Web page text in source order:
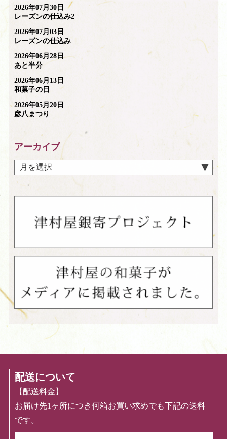
2026年07月30日
レーズンの仕込み2
2026年07月03日
レーズンの仕込み
2026年06月28日
あと半分
2026年06月13日
和菓子の日
2026年05月20日
彦八まつり
アーカイブ
配送について
【配送料金】
お届け先1ヶ所につき何箱お買い求めでも下記の送料
です。